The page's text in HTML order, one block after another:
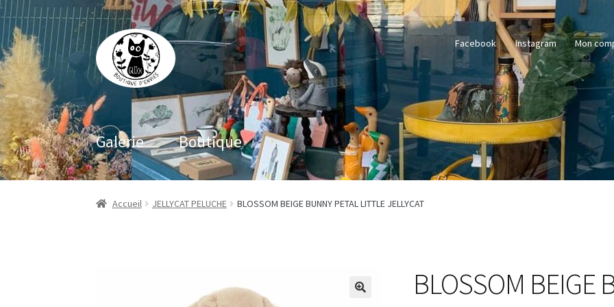
Aller
à
la
navigation
Aller
au
contenu
Facebook Instagram Mon
Galerie Boutique
Accueil JELLYCAT PELUCHE BLOSSOM BEIGE BUNNY PETAL LITTLE JELLYCAT
BLOSSOM BEIGE